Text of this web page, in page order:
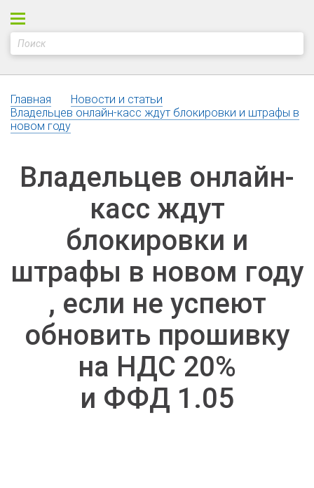
Главная
Новости и статьи
Владельцев онлайн-касс ждут блокировки и штрафы в
новом году
Владельцев онлайн-
касс ждут
блокировки и
штрафы в новом году
, если не успеют
обновить прошивку
на НДС 20%
и ФФД 1.05